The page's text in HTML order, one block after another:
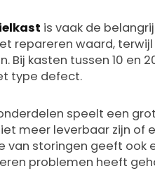
is vaak de
repareren waard,
Bij kasten tussen 10 en
type defect.
speelt een
meer leverbaar zijn of
van storingen geeft
problemen heeft